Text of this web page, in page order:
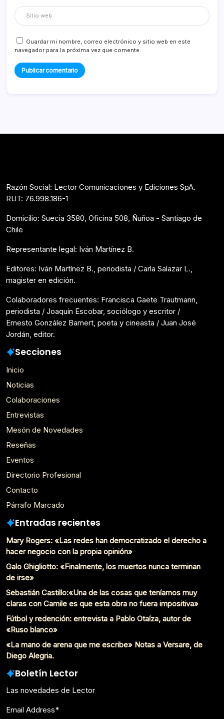
Guardar mi nombre, correo electrónico y sitio web en este
navegador para la próxima vez que comente.
Razón Social: Lector Comunicaciones y Ediciones SpA.
RUT: 76.998.186-1
Domicilio: Suecia 3580, Oficina 508, Ñuñoa - Santiago de
Chile
Representante legal: Iván Martínez B.
Editores: Iván Martínez B., periodista / Carla Salazar L.,
magister en edición.
Colaboradores frecuentes: Francisca Gaete Trautmann,
periodista / Joaquín Escobar, sociólogo y escritor /
Ernesto González Barnert, poeta y cineasta / Juan José
Jordán, editor.
Secciones
Inicio
Noticias
Colaboraciones
Entrevistas
Mesón de Novedades
Reseñas
Eventos
Directorio Profesional
Contacto
Párrafo Marcado
Entradas recientes
Mary Rogers: «Las redes han democratizado el derecho a
hacer negocio con la propia opinión»
Galo Ghigliotto: «Finalmente, los muertos nunca terminan
de irse»
Sebastián Castillo:«Una de las cosas que teníamos muy
claras con Camile es que esta obra no fuera impositiva»
Fútbol y redención: entrevista a Pablo Otaíza, autor de
«Ruso blanco»
«La mano de arena que me escribe» Notas a Versare, de
Diego Alegria.
Boletín Lector
Las novedades de Lector
Email Address*